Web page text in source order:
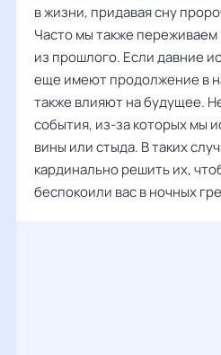
в жизни, придавая сну
Часто мы также
из прошлого. Если давние
еще имеют продолжение в
также влияют на будущее.
события, из-за которых мы
вины или стыда. В таких
кардинально решить их,
беспокоили вас в ночных